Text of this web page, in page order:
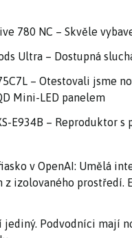
780 NC – Skvěle
Ultra – Dostupná
– Otestovali jsme
Mini-LED panelem
E934B – Reproduktor s
v OpenAI: Umělá
z izolovaného prostředí.
jediný. Podvodníci mají